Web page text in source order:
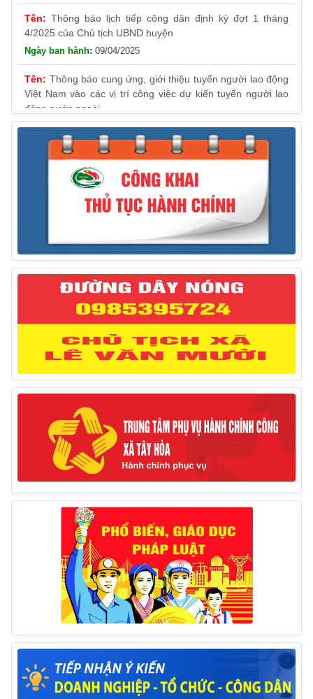
Thông báo lịch tiếp công dân định kỳ đợt 1 tháng
4/2025 của Chủ tịch UBND huyện
Thông báo cung ứng, giới thiệu tuyển người lao động
Việt Nam vào các vị trí công việc dự kiến tuyển người lao
động nước ngoài
31/03/2025
Thông báo treo cờ Tổ quốc nhân kỷ niệm 50 năm
Ngày giải phóng tỉnh Phú Yên (01/4/1975 – 01/4/2025)
28/03/2025
Thông báo giới thiệu, cung ứng lao động Việt Nam
cho Liên danh Hengtong International Engineering Co.,Ltd
27/03/2025
Thông báo đăng ký tiếp công dân định kỳ đợt 02
tháng 3/2025 của Chủ tịch UBND huyện
12/03/2025
tịch UBND huyện và Phó Chủ tịch Hội đồng nhân dân
huyện (Từ ngày 10/3/2025 – 14/3/2025)
10/03/2025
Thông báo tổ chức thực hiện Cưỡng chế buộc thực
hiện biện pháp khắc phục hậu quả trong lĩnh vực đất đai
17/06/2025
Thông báo đăng ký tiếp công dân định kỳ đợt 01
tháng 6/2025 của Chủ tịch UBND huyện
26/05/2025
Lịch tiếp công dân định kỳ đợt 1 tháng 5/2025 của
Chủ tịch UBND huyện
09/05/2025